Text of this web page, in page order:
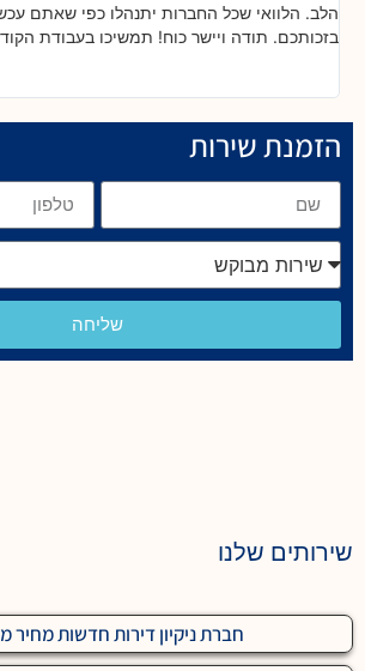
הלב. הלוואי שכל החברות יתנהלו כפי שאתם
בזכותכם. תודה ויישר כוח! תמשיכו בעבודת
הזמנת שירות
שליחה
שירותים שלנו
חברת ניקיון דירות חדשות מחיר מ-